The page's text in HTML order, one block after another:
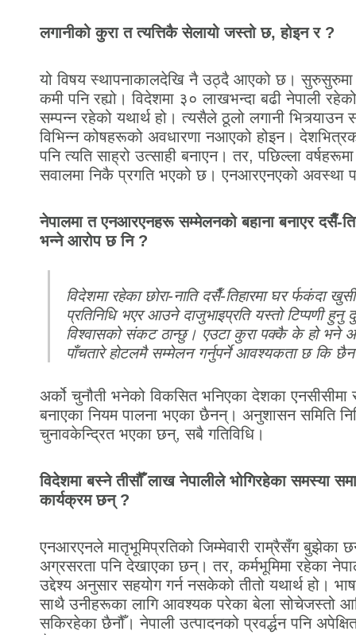
लगानीको कुरा त त्यत्तिकै सेलायो जस्तो छ, होइन र ?
यो विषय स्थापनाकालदेखि नै उठ्दै आएको छ। सुरुसुरुमा
कमी पनि रह्यो। विदेशमा ३० लाखभन्दा बढी नेपाली
सम्पन्न रहेको यथार्थ हो। त्यसैले ठूलो लगानी
विभिन्न कोषहरूको अवधारणा नआएको होइन।
पनि त्यति साह्रो उत्साही बनाएन। तर, पछिल्ला
सवालमा निकै प्रगति भएको छ। एनआरएनएको अवस्था
नेपालमा त एनआरएनहरू सम्मेलनको बहाना बनाएर दसैँ-
भन्ने आरोप छ नि ?
विदेशमा रहेका छोरा-नाति दसैँ-तिहारमा घर र्फकंदा
प्रतिनिधि भएर आउने दाजुभाइप्रति यस्तो टिप्पणी
विश्वासको संकट ठान्छु। एउटा कुरा पक्कै के हो भने
पाँचतारे होटलमै सम्मेलन गर्नुपर्ने आवश्यकता छ कि
अर्को चुनौती भनेको विकसित भनिएका देशका
बनाएका नियम पालना भएका छैनन्। अनुशासन समिति
चुनावकेन्दि्रत भएका छन्, सबै गतिविधि।
विदेशमा बस्ने तीसौँ लाख नेपालीले भोगिरहेका समस्या
कार्यक्रम छन् ?
एनआरएनले मातृभूमिप्रतिको जिम्मेवारी राम्रैसँग बुझेका
अग्रसरता पनि देखाएका छन्। तर, कर्मभूमिमा रहेका
उद्देश्य अनुसार सहयोग गर्न नसकेको तीतो यथार्थ हो।
साथै उनीहरूका लागि आवश्यक परेका बेला सोचेजस्तो
सकिरहेका छैनौँ। नेपाली उत्पादनको प्रवर्द्धन पनि